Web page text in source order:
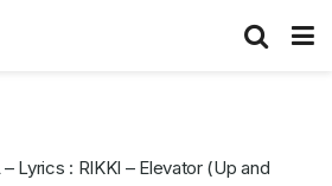
– Lyrics : RIKKI – Elevator (Up and